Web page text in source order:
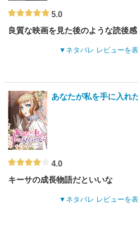
5.0
良質な映画を見た後のような読後感
ネタバレ レビューを
あなたが私を手に入れ
4.0
キーサの成長物語だといいな
ネタバレ レビューを